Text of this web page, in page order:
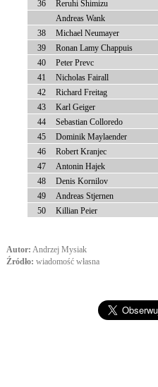
36
Reruhi Shimizu
Andreas Wank
38
Michael Neumayer
39
Ronan Lamy Chappuis
40
Peter Prevc
41
Nicholas Fairall
42
Richard Freitag
43
Karl Geiger
44
Sebastian Colloredo
45
Dominik Maylaender
46
Robert Kranjec
47
Antonin Hajek
48
Denis Kornilov
49
Andreas Stjernen
50
Killian Peier
Autor: Andrzej Mysiak
Źródło: wiadomość własna